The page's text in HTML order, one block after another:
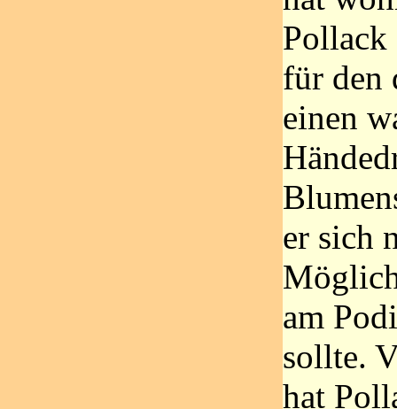
Pollack
für den
einen
er sich
am
sollte.
hat